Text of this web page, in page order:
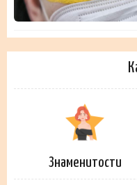
Знаменитости